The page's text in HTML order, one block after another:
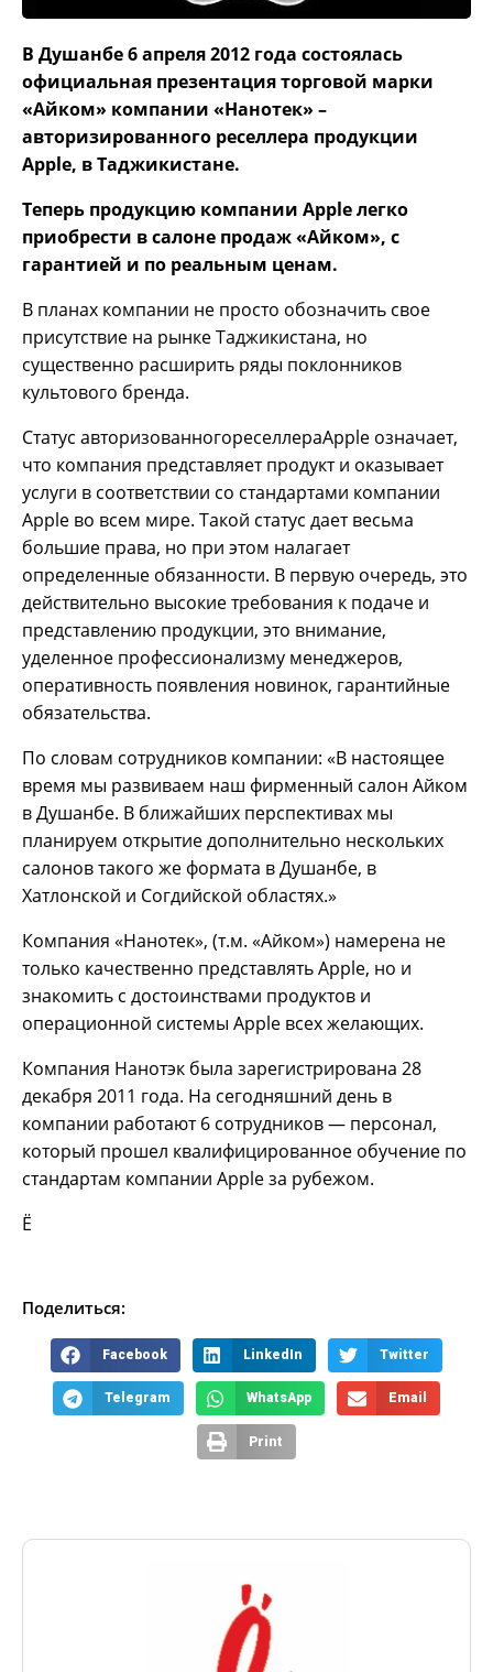
В Душанбе 6 апреля 2012 года состоялась
официальная презентация торговой марки
«Айком» компании «Нанотек» –
авторизированного реселлера продукции
Apple, в Таджикистане.
Теперь продукцию компании Apple легко
приобрести в салоне продаж «Айком», с
гарантией и по реальным ценам.
В планах компании не просто обозначить свое
присутствие на рынке Таджикистана, но
существенно расширить ряды поклонников
культового бренда.
Статус авторизованногореселлераApple означает,
что компания представляет продукт и оказывает
услуги в соответствии со стандартами компании
Apple во всем мире. Такой статус дает весьма
большие права, но при этом налагает
определенные обязанности. В первую очередь, это
действительно высокие требования к подаче и
представлению продукции, это внимание,
уделенное профессионализму менеджеров,
оперативность появления новинок, гарантийные
обязательства.
По словам сотрудников компании: «В настоящее
время мы развиваем наш фирменный салон Айком
в Душанбе. В ближайших перспективах мы
планируем открытие дополнительно нескольких
салонов такого же формата в Душанбе, в
Хатлонской и Согдийской областях.»
Компания «Нанотек», (т.м. «Айком») намерена не
только качественно представлять Apple, но и
знакомить с достоинствами продуктов и
операционной системы Apple всех желающих.
Компания Нанотэк была зарегистрирована 28
декабря 2011 года. На сегодняшний день в
компании работают 6 сотрудников — персонал,
который прошел квалифицированное обучение по
стандартам компании Apple за рубежом.
Ё
Поделиться:
Facebook LinkedIn Twitter
Telegram WhatsApp Email
Print